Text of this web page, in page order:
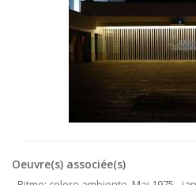
Oeuvre(s) associée(s)